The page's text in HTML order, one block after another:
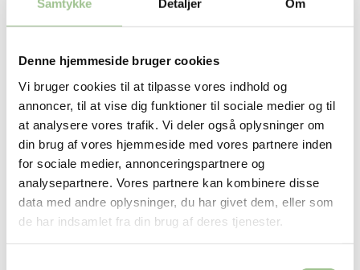
Samtykke Detaljer Om
Denne hjemmeside bruger cookies
Vi bruger cookies til at tilpasse vores indhold og
annoncer, til at vise dig funktioner til sociale medier og til
at analysere vores trafik. Vi deler også oplysninger om
din brug af vores hjemmeside med vores partnere inden
for sociale medier, annonceringspartnere og
analysepartnere. Vores partnere kan kombinere disse
data med andre oplysninger, du har givet dem, eller som
de har indsamlet fra din brug af deres tjenester.
åbent hav og sikrede hurtig slukning med minimal
helt specielt at opleve ens produkt ”live in action”
første gang med succes.” fortæller Jesper. Det
var også denne episode, der var med til at sikre
den første store ordre på HydroPen.